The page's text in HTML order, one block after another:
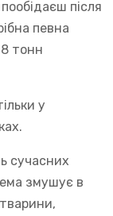
після
певна
тонн
у
сучасних
змушує в